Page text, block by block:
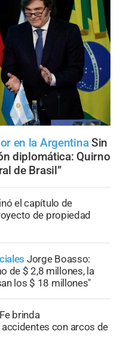
en la Argentina Sin
diplomática: Quirno
de Brasil”
el capítulo de
de propiedad
Jorge Boasso:
de $ 2,8 millones, la
los $ 18 millones"
brinda
con arcos de